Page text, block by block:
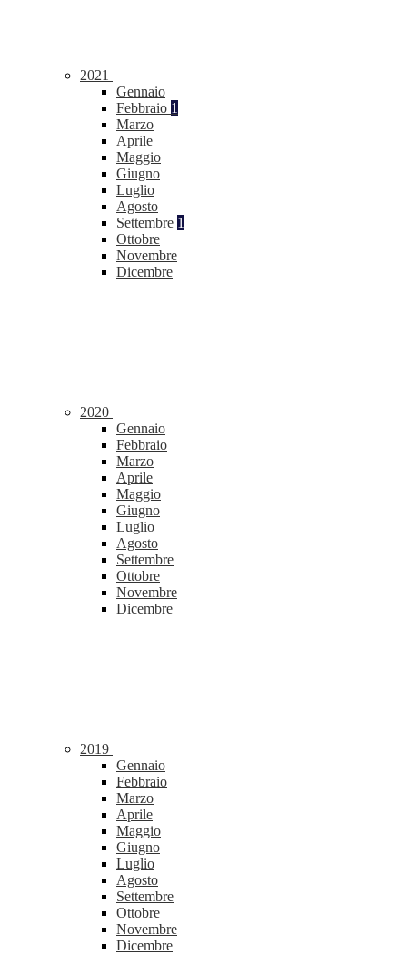
2021
Gennaio
Febbraio 1
Marzo
Aprile
Maggio
Giugno
Luglio
Agosto
Settembre 1
Ottobre
Novembre
Dicembre
2020
Gennaio
Febbraio
Marzo
Aprile
Maggio
Giugno
Luglio
Agosto
Settembre
Ottobre
Novembre
Dicembre
2019
Gennaio
Febbraio
Marzo
Aprile
Maggio
Giugno
Luglio
Agosto
Settembre
Ottobre
Novembre
Dicembre